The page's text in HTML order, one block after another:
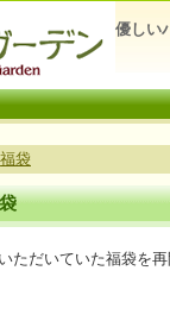
優しい
福袋
ただいていた福袋を